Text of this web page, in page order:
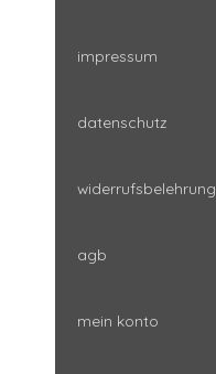
impressum
datenschutz
widerrufsbelehrung
agb
mein konto